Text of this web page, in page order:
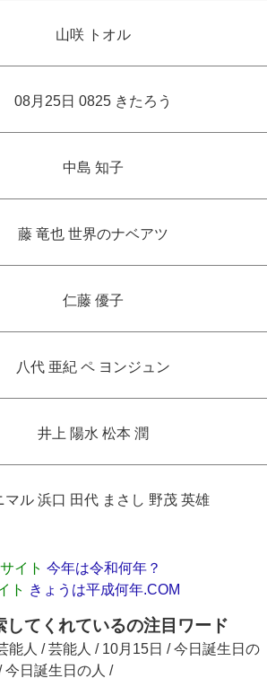
山咲 トオル
08月25日 0825 きたろう
中島 知子
藤 竜也 世界のナベアツ
仁藤 優子
八代 亜紀 ペ ヨンジュン
井上 陽水 松本 潤
マル 浜口 田代 まさし 野茂 英雄
イト 今年は令和何年？
ト きょうは平成何年.COM
してくれているの注目ワード
能人 / 芸能人 / 10月15日 / 今日誕生日の
今日誕生日の人 /